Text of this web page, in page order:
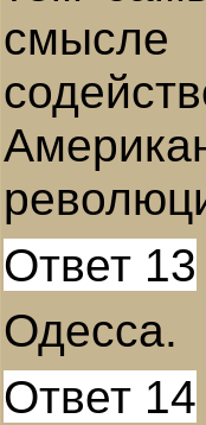
смысле
Ответ 13
Одесса.
Ответ 14